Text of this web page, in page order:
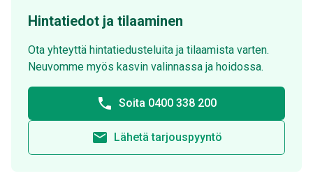
Hintatiedot ja tilaaminen
Ota yhteyttä hintatiedusteluita ja tilaamista varten.
Neuvomme myös kasvin valinnassa ja hoidossa.
phone Soita 0400 338 200
email Lähetä tarjouspyyntö